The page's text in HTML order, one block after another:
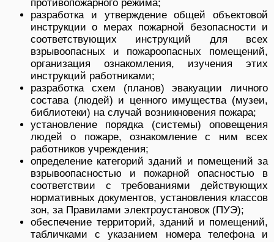
противопожарного режима;
разработка и утверждение общей объектовой
инструкции о мерах пожарной безопасности и
соответствующих инструкций для всех
взрывоопасных и пожароопасных помещений,
организация ознакомления, изучения этих
инструкций работниками;
разработка схем (планов) эвакуации личного
состава (людей) и ценного имущества (музеи,
библиотеки) на случай возникновения пожара;
установление порядка (системы) оповещения
людей о пожаре, ознакомление с ним всех
работников учреждения;
определение категорий зданий и помещений за
взрывоопасностью и пожарной опасностью в
соответствии с требованиями действующих
нормативных документов, установления классов
зон, за Правилами электроустановок (ПУЭ);
обеспечение территорий, зданий и помещений,
табличками с указанием номера телефона и